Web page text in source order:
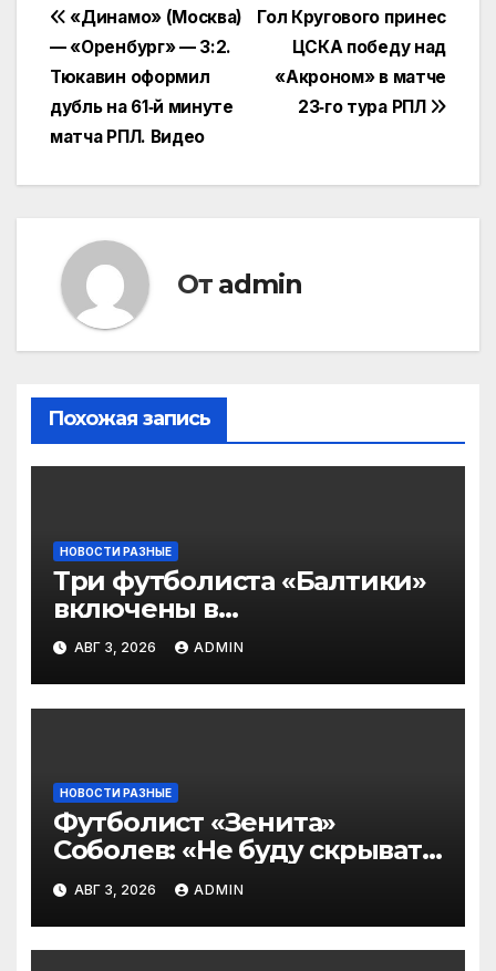
Навигация
по
записям
Гол Кругового принес
ЦСКА победу над
«Акроном» в матче
23‑го тура РПЛ
«Динамо» (Москва)
— «Оренбург» — 3:2.
Тюкавин оформил
дубль на 61‑й минуте
матча РПЛ. Видео
От admin
Похожая запись
НОВОСТИ РАЗНЫЕ
Три футболиста «Балтики»
включены в
символическую сборную
2‑го тура РПЛ по версии
подписчиков МАТЧ
ПРЕМЬЕР
АВГ 3, 2026 ADMIN
НОВОСТИ РАЗНЫЕ
Футболист «Зенита»
Соболев: «Не буду скрывать
— в Оренбурге всегда
тяжело играть»
АВГ 3, 2026 ADMIN